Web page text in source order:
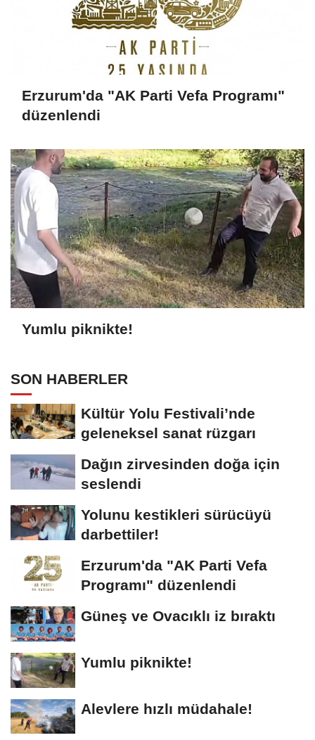
Erzurum'da "AK Parti Vefa Programı"
düzenlendi
Yumlu piknikte!
SON HABERLER
Kültür Yolu Festivali’nde
geleneksel sanat rüzgarı
Dağın zirvesinden doğa için
seslendi
Yolunu kestikleri sürücüyü
darbettiler!
Erzurum'da "AK Parti Vefa
Programı" düzenlendi
Güneş ve Ovacıklı iz bıraktı
Yumlu piknikte!
Alevlere hızlı müdahale!